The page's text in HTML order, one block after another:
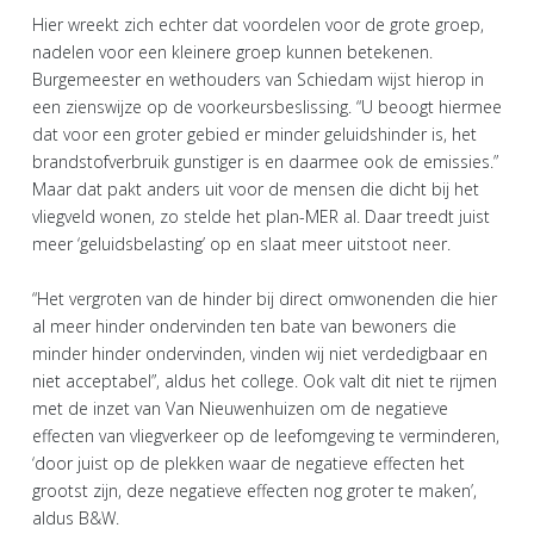
Hier wreekt zich echter dat voordelen voor de grote groep,
nadelen voor een kleinere groep kunnen betekenen.
Burgemeester en wethouders van Schiedam wijst hierop in
een zienswijze op de voorkeursbeslissing. “U beoogt hiermee
dat voor een groter gebied er minder geluidshinder is, het
brandstofverbruik gunstiger is en daarmee ook de emissies.”
Maar dat pakt anders uit voor de mensen die dicht bij het
vliegveld wonen, zo stelde het plan-MER al. Daar treedt juist
meer ‘geluidsbelasting’ op en slaat meer uitstoot neer.
“Het vergroten van de hinder bij direct omwonenden die hier
al meer hinder ondervinden ten bate van bewoners die
minder hinder ondervinden, vinden wij niet verdedigbaar en
niet acceptabel”, aldus het college. Ook valt dit niet te rijmen
met de inzet van Van Nieuwenhuizen om de negatieve
effecten van vliegverkeer op de leefomgeving te verminderen,
‘door juist op de plekken waar de negatieve effecten het
grootst zijn, deze negatieve effecten nog groter te maken’,
aldus B&W.